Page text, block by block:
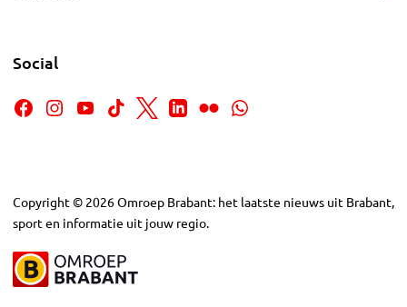
Social
Copyright © 2026Omroep Brabant: het laatste nieuws uit Brabant,
sport en informatie uit jouw regio.